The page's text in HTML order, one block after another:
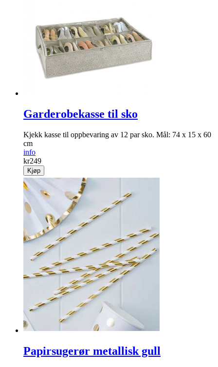
Garderobekasse til sko
Kjekk kasse til opp­bevaring av 12 par sko. Mål: 74 x 15 x 60
cm
info
kr249
Kjøp
Papirsugerør metallisk gull